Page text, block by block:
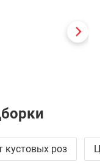
кустовых роз